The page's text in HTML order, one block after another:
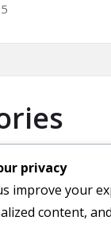
privacy
improve your
content,